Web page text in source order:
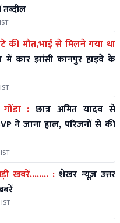
की मौत,भाई से मिलने गया था
में कार झांसी कानपुर हाइवे के
परसपुर/करनैलगंज/ गोंडा : छात्र अमित यादव से
ने जाना हाल, परिजनों से की
खबरें........ : शेखर न्यूज़ उत्तर